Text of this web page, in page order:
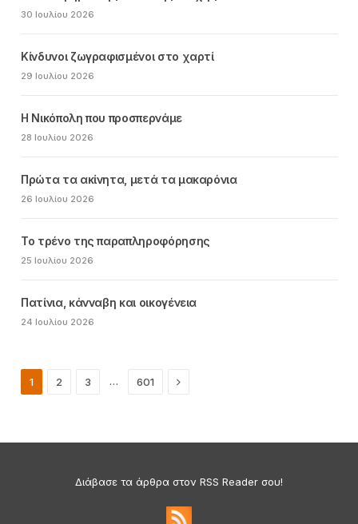
30 Ιουλίου 2026
Κίνδυνοι ζωγραφισμένοι στο χαρτί
29 Ιουλίου 2026
Η Νικόπολη που προσπερνάμε
28 Ιουλίου 2026
Πρώτα τα ακίνητα, μετά τα μακαρόνια
26 Ιουλίου 2026
Το τρένο της παραπληροφόρησης
25 Ιουλίου 2026
Πατίνια, κάνναβη και οικογένεια
24 Ιουλίου 2026
1 2 3 … 601 Next
Διάβασε τα άρθρα στον RSS Reader σου!